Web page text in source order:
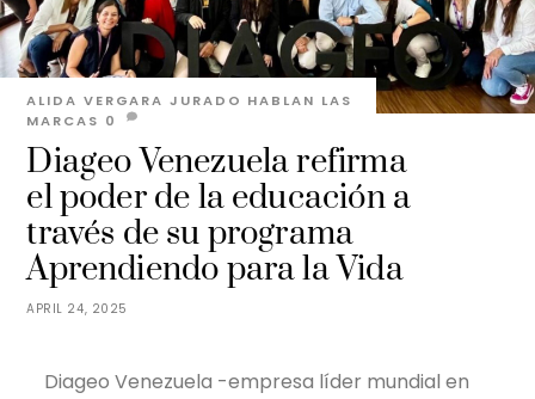
APRIL 24, 2025
Diageo Venezuela refirma
el poder de la educación a
través de su programa
Aprendiendo para la Vida
ALIDA VERGARA JURADO HABLAN LAS
MARCAS 0
Diageo Venezuela -empresa líder mundial en